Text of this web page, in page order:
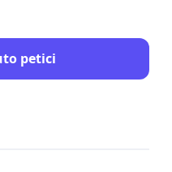
zamezení
agentur ve zvýšené
petici